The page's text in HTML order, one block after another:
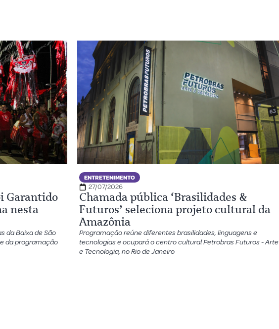
Garantido
nesta
da Baixa de São
da programação
ENTRETENIMENTO
27/07/2026
Chamada pública ‘Brasilidades &
Futuros’ seleciona projeto cultural da
Amazônia
Programação reúne diferentes brasilidades, linguagens e
tecnologias e ocupará o centro cultural Petrobras Futuros - Arte
e Tecnologia, no Rio de Janeiro